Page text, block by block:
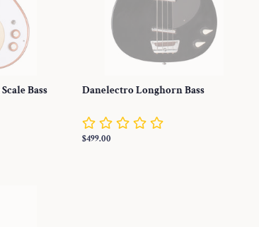
Bass Danelectro Longhorn Bass
Normaler
$499.00